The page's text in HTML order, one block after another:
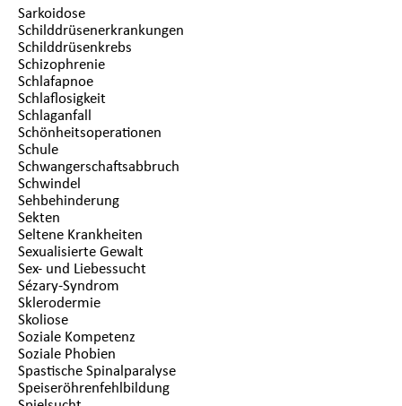
Sarkoidose
Schilddrüsenerkrankungen
Schilddrüsenkrebs
Schizophrenie
Schlafapnoe
Schlaflosigkeit
Schlaganfall
Schönheitsoperationen
Schule
Schwangerschaftsabbruch
Schwindel
Sehbehinderung
Sekten
Seltene Krankheiten
Sexualisierte Gewalt
Sex- und Liebessucht
Sézary-Syndrom
Sklerodermie
Skoliose
Soziale Kompetenz
Soziale Phobien
Spastische Spinalparalyse
Speiseröhrenfehlbildung